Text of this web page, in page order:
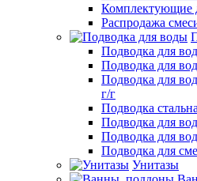
Комплектующие
Распродажа
Подводка для
Подводка для
Подводка для
г/г
Подводка
Подводка для
Подводка для
Подводка для
Унитазы